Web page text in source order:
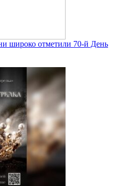
широко отметили 70-й День